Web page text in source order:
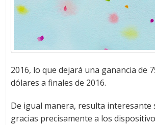
2016, lo que dejará una ganancia de
dólares a finales de 2016.
De igual manera, resulta interesante
gracias precisamente a los